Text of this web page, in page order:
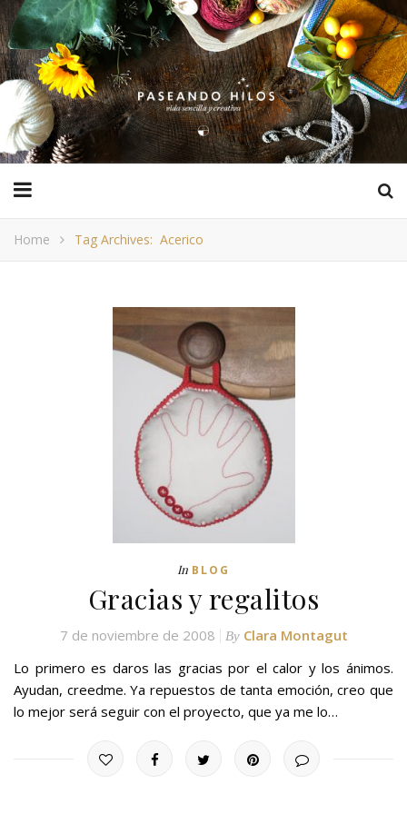
Home Tag Archives: Acerico
In BLOG
Gracias y regalitos
7 de noviembre de 2008 By Clara Montagut
Lo primero es daros las gracias por el calor y los ánimos.
Ayudan, creedme. Ya repuestos de tanta emoción, creo que
lo mejor será seguir con el proyecto, que ya me lo…